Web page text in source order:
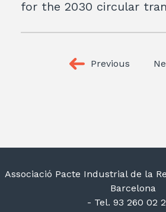
for the 2030 circular
Previous
Associació Pacte Industrial de la
Barcelona
- Tel. 93 260 02